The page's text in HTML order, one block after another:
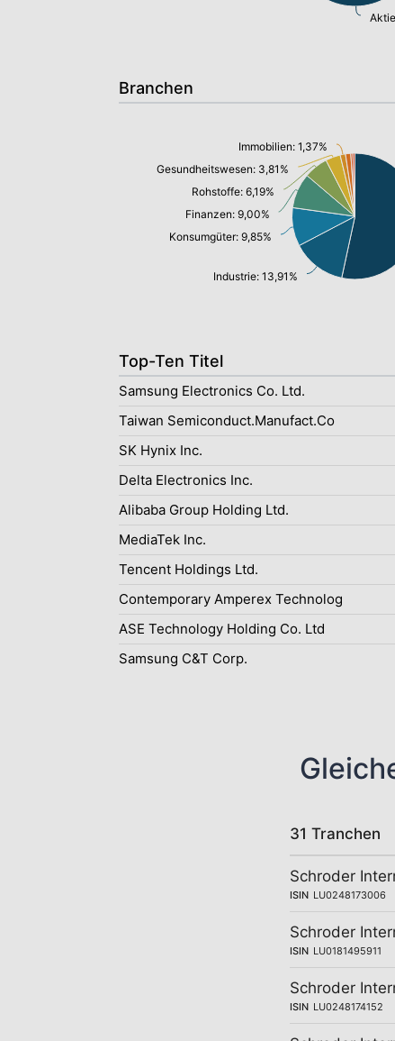
Branchen
Industrie: 13,91%
Konsumgüter: 9,85%
Finanzen: 9,00%
Rohstoffe: 6,19%
Gesundheitswesen: 3,81%
Immobilien: 1,37%
Top-Ten Titel
Samsung Electronics Co. Ltd.
Taiwan Semiconduct.Manufact.Co
SK Hynix Inc.
Delta Electronics Inc.
Alibaba Group Holding Ltd.
MediaTek Inc.
Tencent Holdings Ltd.
Contemporary Amperex Technolog
ASE Technology Holding Co. Ltd
Samsung C&T Corp.
31 Tranchen
Schroder
ISIN LU0248173006
Schroder
ISIN LU0181495911
Schroder
ISIN LU0248174152